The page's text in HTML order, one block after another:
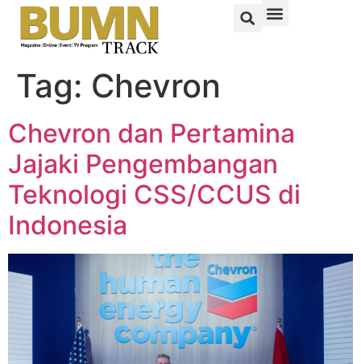
Tag: Chevron
Chevron dan Pertamina
Jajaki Pengembangan
Teknologi CSS/CCUS di
Indonesia